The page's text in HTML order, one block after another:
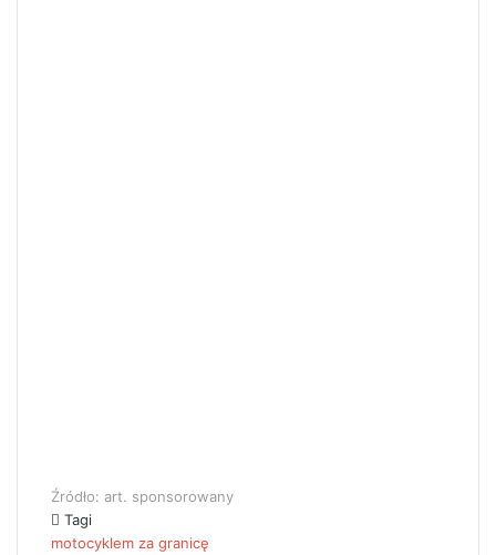
Źródło: art. sponsorowany
Tagi
motocyklem za granicę